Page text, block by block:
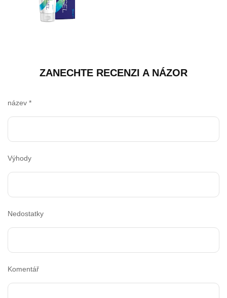
ZANECHTE RECENZI A NÁZOR
název *
Výhody
Nedostatky
Komentář